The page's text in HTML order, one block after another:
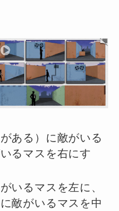
ある）に敵がいる
るマスを右にす
いるマスを左に、
敵がいるマスを中